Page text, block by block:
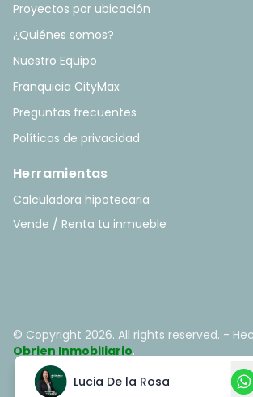
Lucia De la Rosa
Lucia De la Rosa
Proyectos por ubicación
¿Quiénes somos?
Nuestro Equipo
Franquicia CityMax
Preguntas frecuentes
Políticas de privacidad
Herramientas
Calculadora hipotecaria
Vende / Renta tu inmueble
© Copyright 2026. All rights reserved. -
Obrien Inmobiliario.